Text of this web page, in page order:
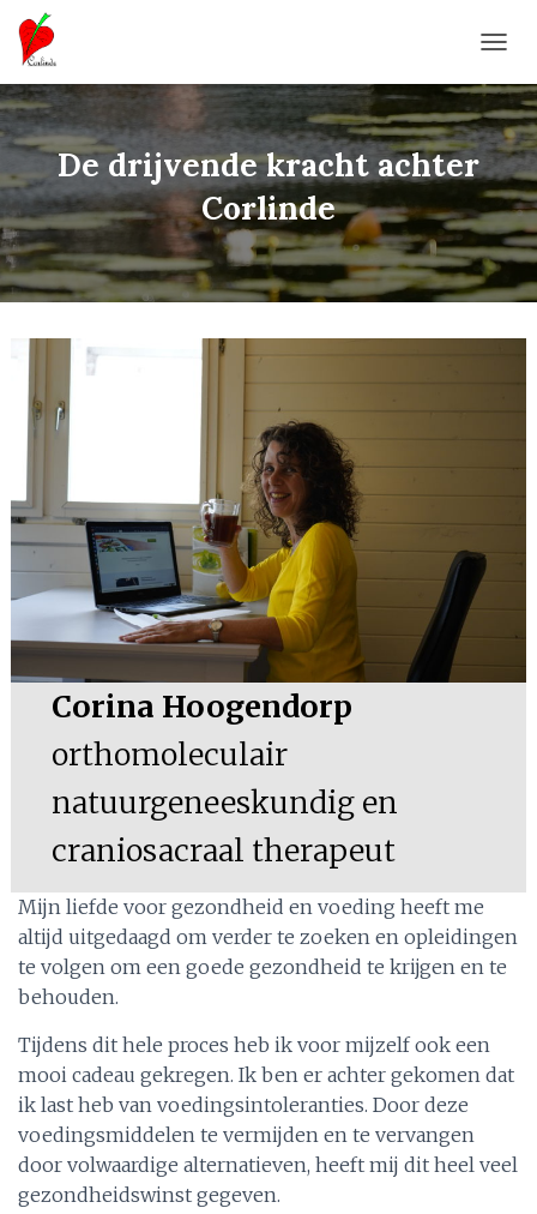
O
G
G
L
E
N
A
V
I
G
De drijvende kracht achter
Corlinde
Corina Hoogendorp
orthomoleculair
natuurgeneeskundig en
craniosacraal therapeut
Mijn liefde voor gezondheid en voeding heeft me
altijd uitgedaagd om verder te zoeken en opleidingen
te volgen om een goede gezondheid te krijgen en te
behouden.
Tijdens dit hele proces heb ik voor mijzelf ook een
mooi cadeau gekregen. Ik ben er achter gekomen dat
ik last heb van voedingsintoleranties. Door deze
voedingsmiddelen te vermijden en te vervangen
door volwaardige alternatieven, heeft mij dit heel veel
gezondheidswinst gegeven.